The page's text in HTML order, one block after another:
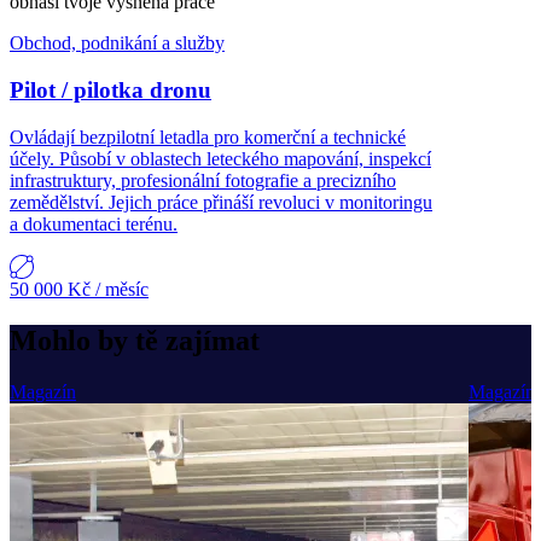
Obchod, podnikání a služby
Pilot / pilotka dronu
Ovládají bezpilotní letadla pro komerční a technické
účely. Působí v oblastech leteckého mapování, inspekcí
infrastruktury, profesionální fotografie a precizního
zemědělství. Jejich práce přináší revoluci v monitoringu
a dokumentaci terénu.
50 000 Kč / měsíc
Mohlo by tě zajímat
Magazín Magazín